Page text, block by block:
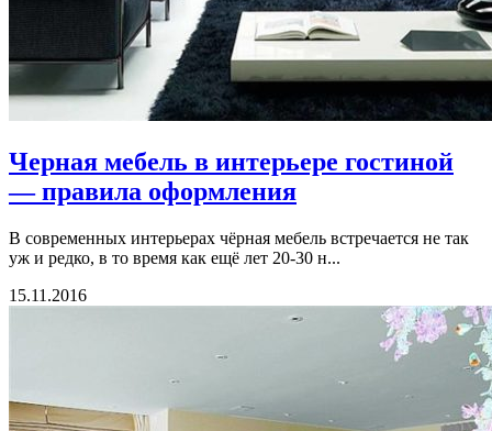
Черная мебель в интерьере гостиной
— правила оформления
В современных интерьерах чёрная мебель встречается не так
уж и редко, в то время как ещё лет 20-30 н...
15.11.2016